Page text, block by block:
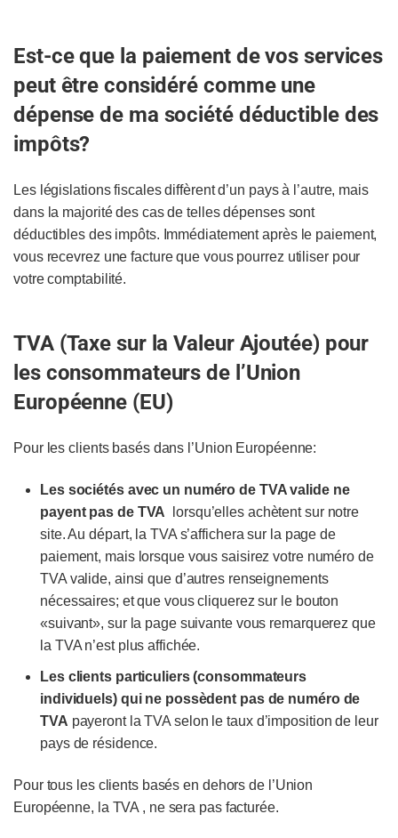
Est-ce que la paiement de vos services
peut être considéré comme une
dépense de ma société déductible des
impôts?
Les législations fiscales diffèrent d’un pays à l’autre, mais
dans la majorité des cas de telles dépenses sont
déductibles des impôts. Immédiatement après le paiement,
vous recevrez une facture que vous pourrez utiliser pour
votre comptabilité.
TVA (Taxe sur la Valeur Ajoutée) pour
les consommateurs de l’Union
Européenne (EU)
Pour les clients basés dans l’Union Européenne:
Les sociétés avec un numéro de TVA valide ne
payent pas de TVA lorsqu’elles achètent sur notre
site. Au départ, la TVA s’affichera sur la page de
paiement, mais lorsque vous saisirez votre numéro de
TVA valide, ainsi que d’autres renseignements
nécessaires; et que vous cliquerez sur le bouton
«suivant», sur la page suivante vous remarquerez que
la TVA n’est plus affichée.
Les clients particuliers (consommateurs
individuels) qui ne possèdent pas de numéro de
TVA payeront la TVA selon le taux d’imposition de leur
pays de résidence.
Pour tous les clients basés en dehors de l’Union
Européenne, la TVA , ne sera pas facturée.